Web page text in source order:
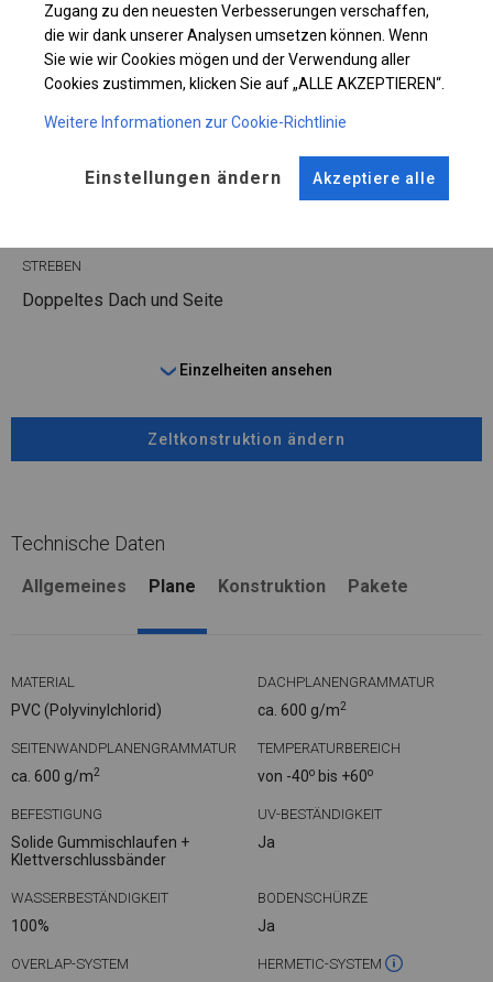
POLAR PLUS
STRINGS
STREBEN
Doppeltes Dach und Seite
Einzelheiten ansehen
Zeltkonstruktion ändern
Technische Daten
Allgemeines Plane Konstruktion Pakete
MATERIAL
PVC (Polyvinylchlorid)
DACHPLANENGRAMMATUR
ca. 600 g/m2
SEITENWANDPLANENGRAMMATUR
ca. 600 g/m2
TEMPERATURBEREICH
von -40o bis +60o
BEFESTIGUNG
Solide Gummischlaufen +
Klettverschlussbänder
UV-BESTÄNDIGKEIT
Ja
WASSERBESTÄNDIGKEIT
100%
BODENSCHÜRZE
Ja
OVERLAP-SYSTEM HERMETIC-SYSTEM
Zugang zu den neuesten Verbesserungen verschaffen,
die wir dank unserer Analysen umsetzen können. Wenn
Sie wie wir Cookies mögen und der Verwendung aller
Cookies zustimmen, klicken Sie auf „ALLE AKZEPTIEREN“.
Weitere Informationen zur Cookie-Richtlinie
Einstellungen ändern Akzeptiere alle